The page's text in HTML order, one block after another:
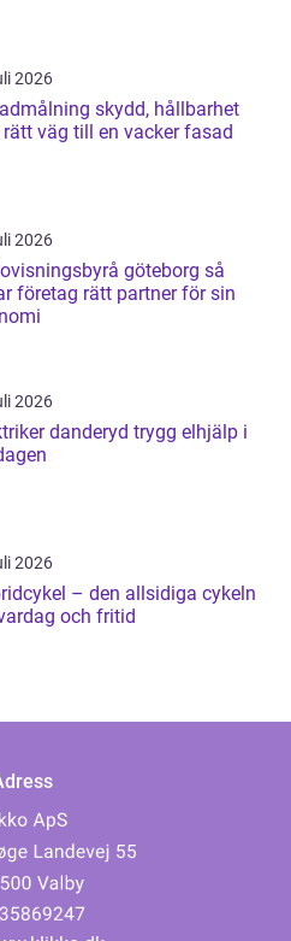
2026
skydd, hållbarhet
väg till en vacker fasad
2026
göteborg så
företag rätt partner för sin
2026
danderyd trygg elhjälp i
2026
– den allsidiga cykeln
och fritid